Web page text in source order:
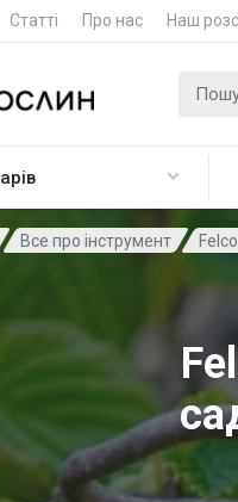
Статті Про нас Наш
Все про інструмент